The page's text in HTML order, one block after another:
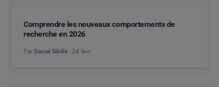
Comprendre les nouveaux comportements de
recherche en 2026
Par Danaé Sibille 24 févr